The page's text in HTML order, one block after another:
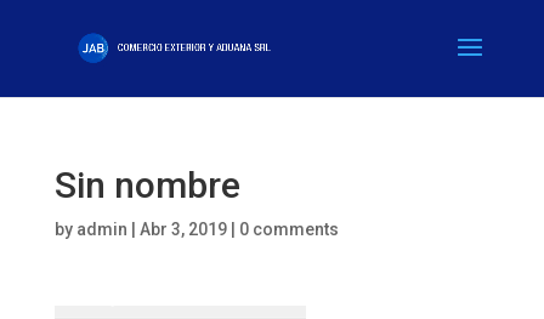
Sin nombre
by admin Abr 3, 2019| 0 comments